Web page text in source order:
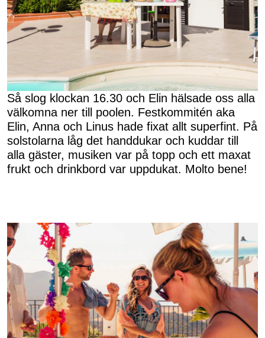
Så slog klockan 16.30 och Elin hälsade oss alla
välkomna ner till poolen. Festkommitén aka
Elin, Anna och Linus hade fixat allt superfint. På
solstolarna låg det handdukar och kuddar till
alla gäster, musiken var på topp och ett maxat
frukt och drinkbord var uppdukat. Molto bene!